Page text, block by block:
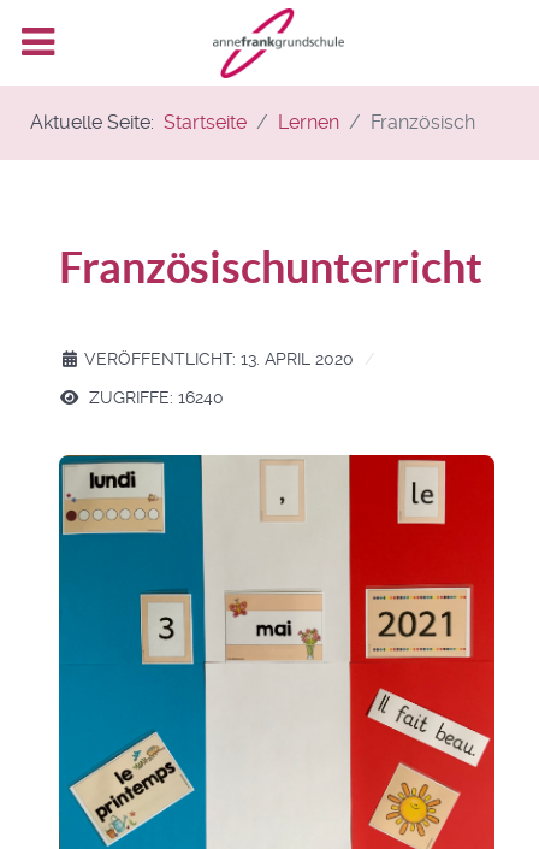
Aktuelle Seite: Startseite Lernen Französisch
Französischunterricht
VERÖFFENTLICHT: 13. APRIL 2020
ZUGRIFFE: 16240